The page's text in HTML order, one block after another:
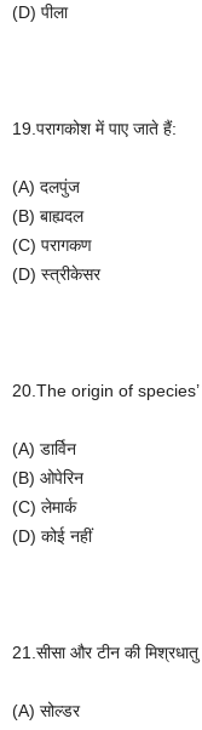
(D) पीला
19. परागकोश में पाए जाते हैं:
(A) दलपुंज
(B) बाह्यदल
(C) परागकण
(D) स्त्रीकेसर
20.The origin of species’
(A) डार्विन
(B) ओपेरिन
(C) लेमार्क
(D) कोई नहीं
21. सीसा और टीन की मिश्रधातु
(A) सोल्डर